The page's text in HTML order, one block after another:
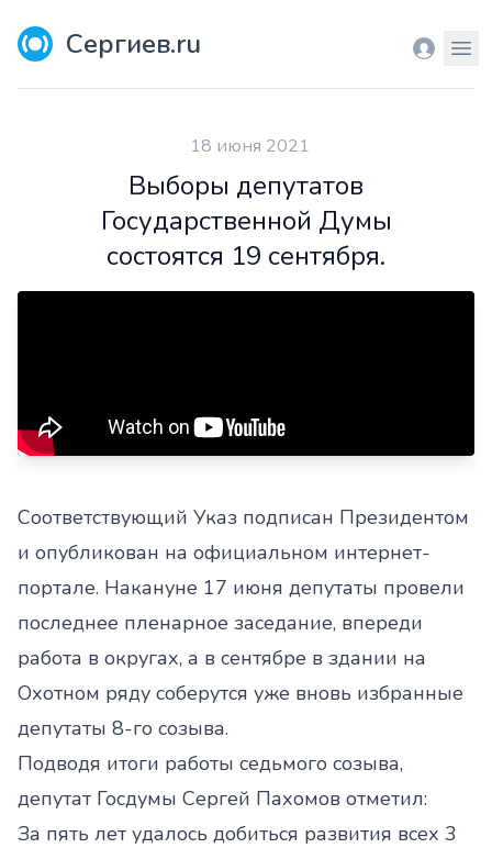
Сергиев.ru Вход
18 июня 2021
Выборы депутатов
Государственной Думы
состоятся 19 сентября.
Соответствующий Указ подписан Президентом
и опубликован на официальном интернет-
портале. Накануне 17 июня депутаты провели
последнее пленарное заседание, впереди
работа в округах, а в сентябре в здании на
Охотном ряду соберутся уже вновь избранные
депутаты 8-го созыва.
Подводя итоги работы седьмого созыва,
депутат Госдумы Сергей Пахомов отметил:
За пять лет удалось добиться развития всех 3